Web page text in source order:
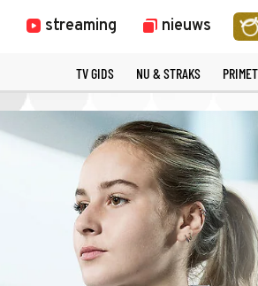
streaming nieuws
TV GIDS NU & STRAKS